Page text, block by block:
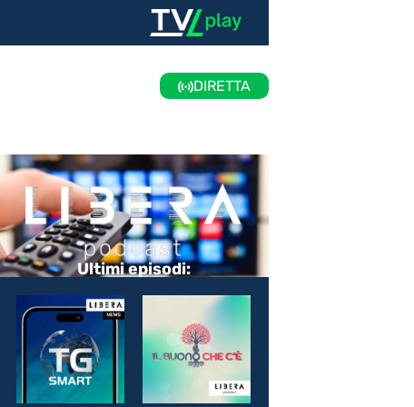
DIRETTA
Ultimi episodi: